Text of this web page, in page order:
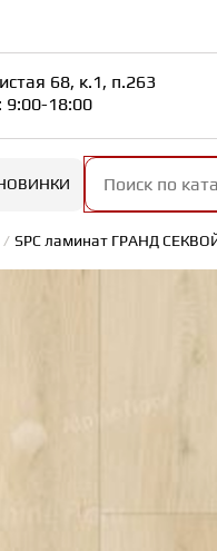
68, к.1, п.263
9:00-18:00
SPC ламинат ГРАНД